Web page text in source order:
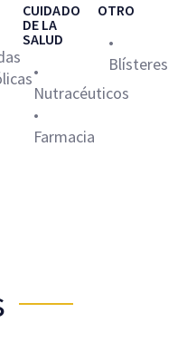
CUIDADO
DE LA
SALUD
•
Nutracéuticos
•
Farmacia
OTRO
•
Blísteres